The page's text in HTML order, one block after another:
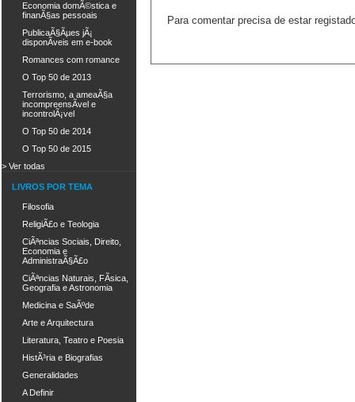
Economia domÃ©stica e
finanÃ§as pessoais
PublicaÃ§Ãµes jÃ¡
disponÃ­veis em e-book
Romances com romance
O Top 50 de 2013
Terrorismo, a ameaÃ§a
incompreensÃ­vel e
incontrolÃ¡vel
O Top 50 de 2014
O Top 50 de 2015
> Ver todas
LIVROS POR TEMA
Filosofia
ReligiÃ£o e Teologia
CiÃªncias Sociais, Direito,
Economia e
AdministraÃ§Ã£o
CiÃªncias Naturais, FÃ­sica,
Geografia e Astronomia
Medicina e SaÃºde
Arte e Arquitectura
Literatura, Teatro e Poesia
HistÃ³ria e Biografias
Generalidades
A Definir
Para comentar precisa de estar